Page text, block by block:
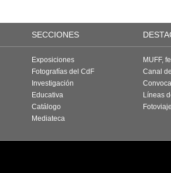
SECCIONES
Exposiciones
Fotografías del CdF
Investigación
Educativa
Catálogo
Mediateca
MUFF,
Canal
Líneas